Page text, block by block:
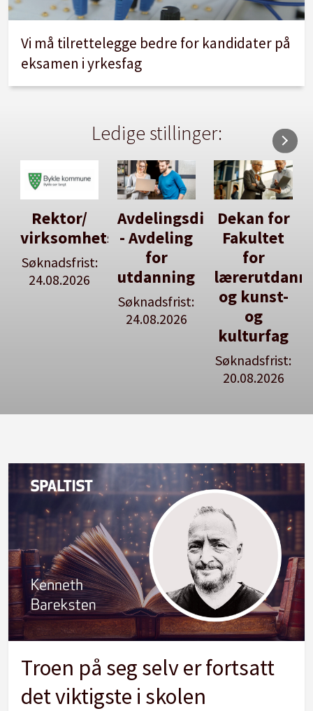
Vi må tilrettelegge bedre for kandidater på
eksamen i yrkesfag
Ledige stillinger:
Avdelingsdirektør
- Avdeling
for
utdanning
Dekan for
Fakultet
for
lærerutdanning
og kunst-
og
Her kan
du utlyse
en ledig
stilling
Se våre
stillingspakker
Troen på seg selv er fortsatt
det viktigste i skolen